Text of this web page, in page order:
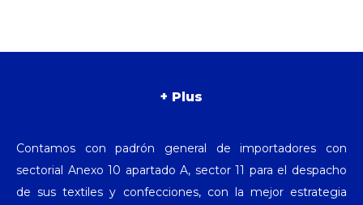
+ Plus
Contamos con padrón general de importadores con
sectorial Anexo 10 apartado A, sector 11 para el despacho
de sus textiles y confecciones, con la mejor estrategia